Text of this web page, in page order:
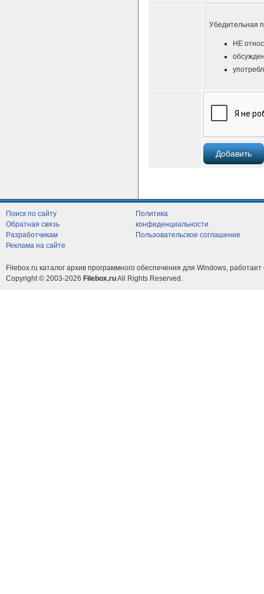
Убедительная
НЕ
Поиск по сайту
Обратная связь
Разработчикам
Реклама на сайте
Политика
конфиденциальности
Пользовательское соглашение
Filebox.ru каталог архив программного обеспечения для Windows, работает
Copyright © 2003-2026 Filebox.ruAll Rights Reserved.